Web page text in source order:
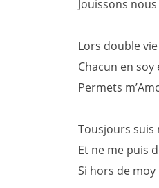
Jouissons
Lors double
Chacun en
Permets
Tousjours suis
Et ne me puis
Si hors de